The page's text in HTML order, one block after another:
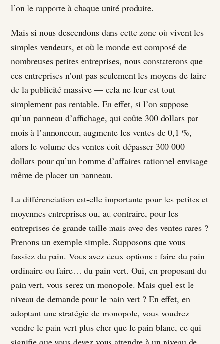
l’on le rapporte à chaque unité produite.
Mais si nous descendons dans cette zone où vivent les
simples vendeurs, et où le monde est composé de
nombreuses petites entreprises, nous constaterons que
ces entreprises n’ont pas seulement les moyens de faire
de la publicité massive — cela ne leur est tout
simplement pas rentable. En effet, si l’on suppose
qu’un panneau d’affichage, qui coûte 300 dollars par
mois à l’annonceur, augmente les ventes de 0,1 %,
alors le volume des ventes doit dépasser 300 000
dollars pour qu’un homme d’affaires rationnel envisage
même de placer un panneau.
La différenciation est-elle importante pour les petites et
moyennes entreprises ou, au contraire, pour les
entreprises de grande taille mais avec des ventes rares ?
Prenons un exemple simple. Supposons que vous
fassiez du pain. Vous avez deux options : faire du pain
ordinaire ou faire… du pain vert. Oui, en proposant du
pain vert, vous serez un monopole. Mais quel est le
niveau de demande pour le pain vert ? En effet, en
adoptant une stratégie de monopole, vous voudrez
vendre le pain vert plus cher que le pain blanc, ce qui